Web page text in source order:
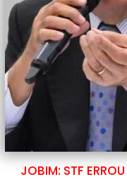
JOBIM: STF